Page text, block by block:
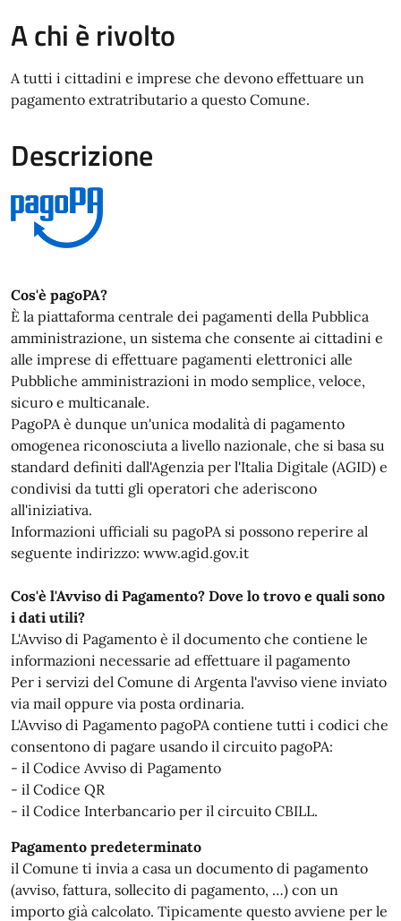
A chi è rivolto
A tutti i cittadini e imprese che devono effettuare un
pagamento extratributario a questo Comune.
Descrizione
Cos'è pagoPA?
È la piattaforma centrale dei pagamenti della Pubblica
amministrazione, un sistema che consente ai cittadini e
alle imprese di effettuare pagamenti elettronici alle
Pubbliche amministrazioni in modo semplice, veloce,
sicuro e multicanale.
PagoPA è dunque un'unica modalità di pagamento
omogenea riconosciuta a livello nazionale, che si basa su
standard definiti dall'Agenzia per l'Italia Digitale (AGID) e
condivisi da tutti gli operatori che aderiscono
all'iniziativa.
Informazioni ufficiali su pagoPA si possono reperire al
seguente indirizzo: www.agid.gov.it
Cos'è l'Avviso di Pagamento? Dove lo trovo e quali sono
i dati utili?
L'Avviso di Pagamento è il documento che contiene le
informazioni necessarie ad effettuare il pagamento
Per i servizi del Comune di Argenta l'avviso viene inviato
via mail oppure via posta ordinaria.
L'Avviso di Pagamento pagoPA contiene tutti i codici che
consentono di pagare usando il circuito pagoPA:
- il Codice Avviso di Pagamento
- il Codice QR
- il Codice Interbancario per il circuito CBILL.
Pagamento predeterminato
il Comune ti invia a casa un documento di pagamento
(avviso, fattura, sollecito di pagamento, …) con un
importo già calcolato. Tipicamente questo avviene per le